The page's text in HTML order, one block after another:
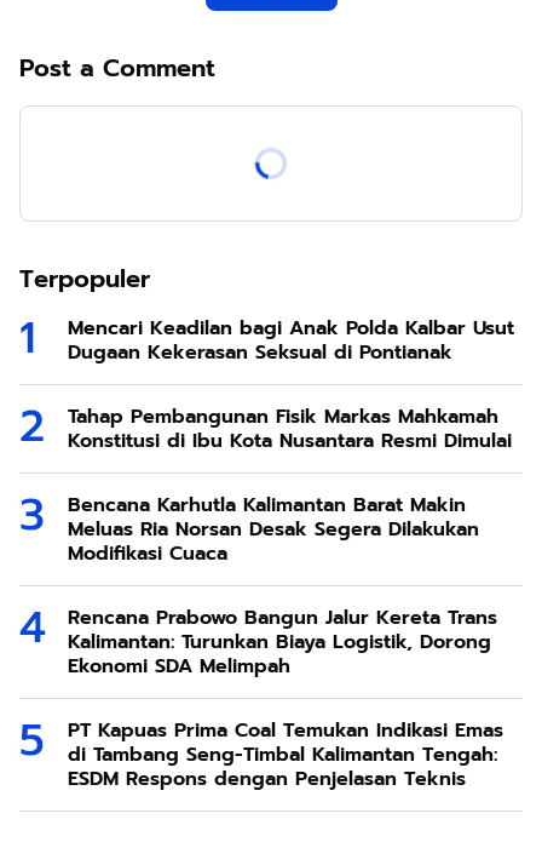
Post a Comment
Terpopuler
Mencari Keadilan bagi Anak Polda Kalbar Usut
Dugaan Kekerasan Seksual di Pontianak
Tahap Pembangunan Fisik Markas Mahkamah
Konstitusi di Ibu Kota Nusantara Resmi Dimulai
Bencana Karhutla Kalimantan Barat Makin
Meluas Ria Norsan Desak Segera Dilakukan
Modifikasi Cuaca
Rencana Prabowo Bangun Jalur Kereta Trans
Kalimantan: Turunkan Biaya Logistik, Dorong
Ekonomi SDA Melimpah
PT Kapuas Prima Coal Temukan Indikasi Emas
di Tambang Seng-Timbal Kalimantan Tengah:
ESDM Respons dengan Penjelasan Teknis